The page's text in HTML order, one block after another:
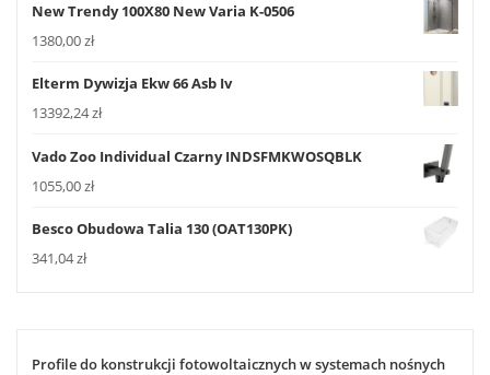
New Trendy 100X80 New Varia K-0506
1380,00zł
Elterm Dywizja Ekw 66 Asb Iv
13392,24zł
Vado Zoo Individual Czarny INDSFMKWOSQBLK
1055,00zł
Besco Obudowa Talia 130 (OAT130PK)
341,04zł
Profile do konstrukcji fotowoltaicznych w systemach nośnych